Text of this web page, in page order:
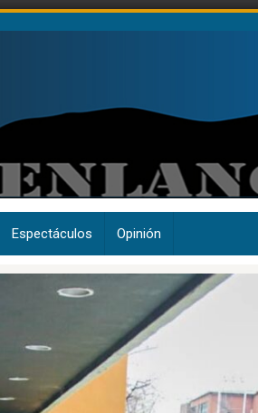
Espectáculos Opinión